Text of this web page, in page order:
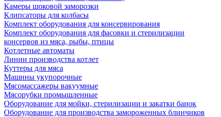
Камеры шоковой заморозки
Клипсаторы для колбасы
Комплект оборудования для консервирования
Комплект оборудования для фасовки и стерилизации
консервов из мяса, рыбы, птицы
Котлетные автоматы
Линии производства котлет
Куттеры для мяса
Машины укупорочные
Мясомассажеры вакуумные
Мясорубки промышленные
Оборудование для мойки, стерилизации и закатки банок
Оборудование для производства замороженных блинчиков